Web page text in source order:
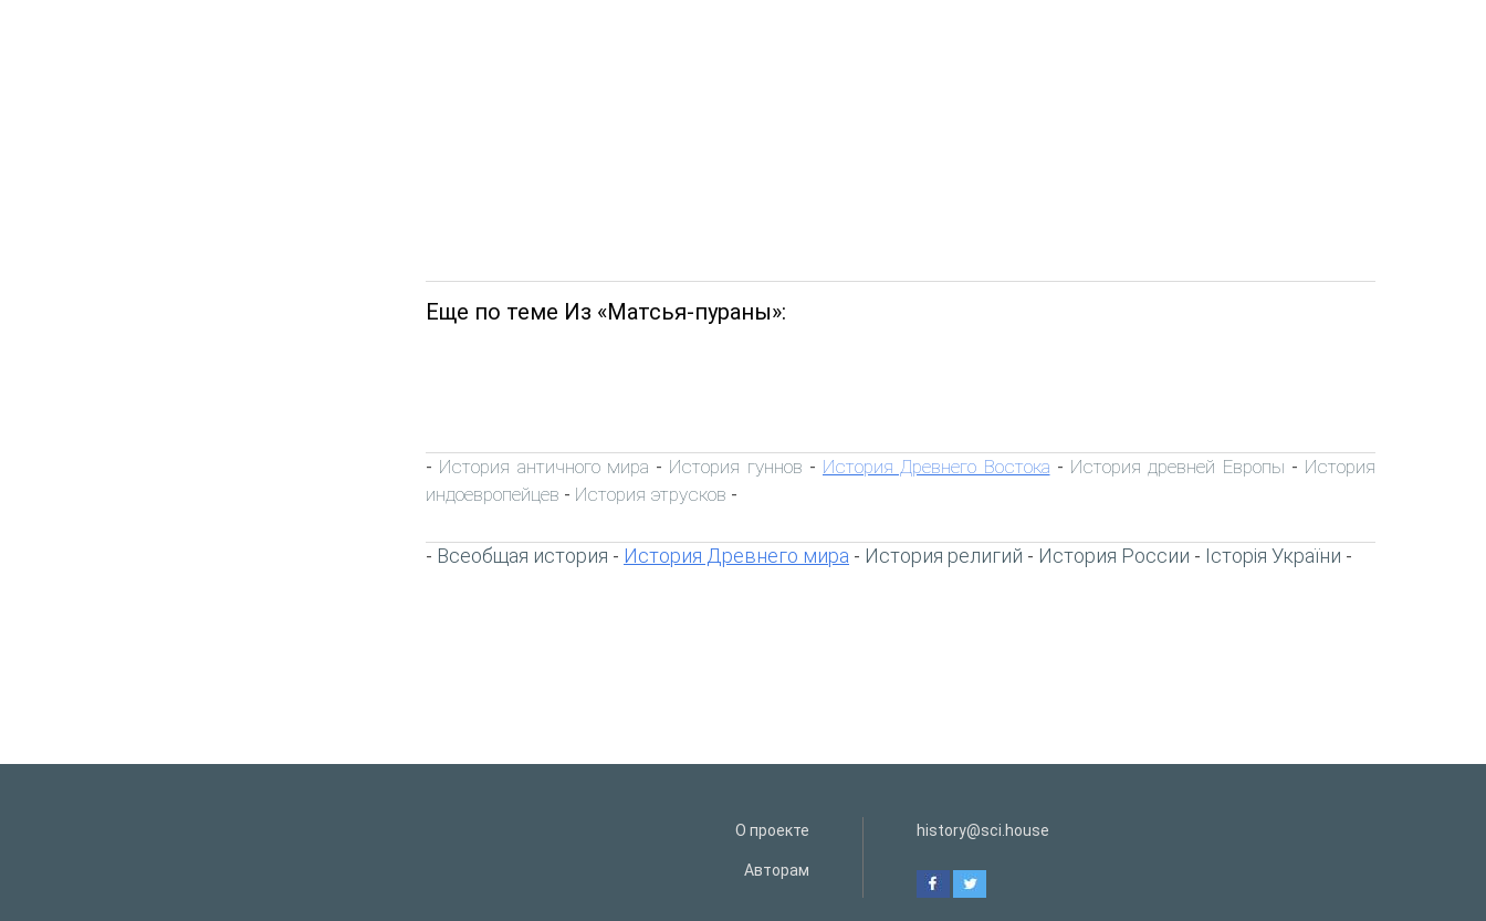
Еще по теме Из «Матсья-пураны»:
- История античного мира - История гуннов - История Древнего Востока - История древней Европы - История
индоевропейцев - История этрусков -
- Всеобщая история - История Древнего мира - История религий - История России - Історія України -
О проекте
Авторам
history@sci.house